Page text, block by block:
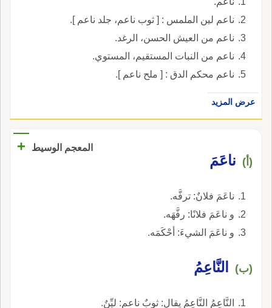
ناعم لين الملمس : [ ثوب ناعم، جلد ناعم ].
ناعم من العيش الحسن، الرغد.
ناعم من النبات المستقيم، المستوي.
ناعم محكم الدق : [ ملح ناعم ].
عرض المزيد
المعجم الوسيط +
(أ) ناعَمَ
ناعَمَ فلانٌ: ترفَّه.
و ناعَمَ فلانًا: رفَّهَه.
و ناعَمَ الشيءَ: أحْكَمَه.
(ب) النَّاعِمُ
النَّاعِمُ النَّاعِمُ يقال: ثوبٌ ناعم: ليِّنٌ.